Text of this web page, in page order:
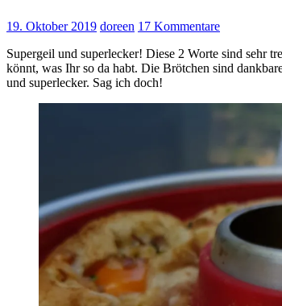
19. Oktober 2019 doreen 17 Kommentare
Supergeil und superlecker! Diese 2 Worte sind sehr
könnt, was Ihr so da habt. Die Brötchen sind
und superlecker. Sag ich doch!